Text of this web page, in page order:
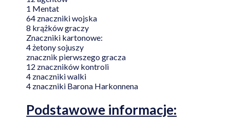
1 Mentat
64 znaczniki wojska
8 krążków graczy
Znaczniki kartonowe:
4 żetony sojuszy
znacznik pierwszego gracza
12 znaczników kontroli
4 znaczniki walki
4 znaczniki Barona Harkonnena
Podstawowe informacje: